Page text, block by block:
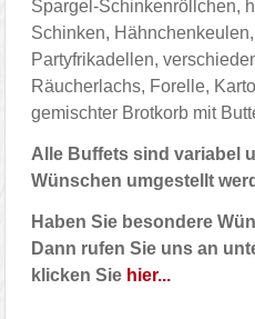
Spargel-Schinkenröllchen,
Schinken,
Partyfrikadellen,
Räucherlachs, Forelle,
gemischter Brotkorb mit
Alle Buffets sind variabel
Wünschen umgestellt
Haben Sie besondere
Dann rufen Sie uns an
klicken Sie hier...